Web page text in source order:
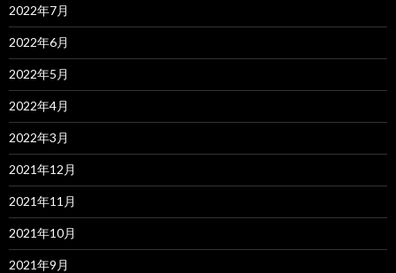
2022年7月
2022年6月
2022年5月
2022年4月
2022年3月
2021年12月
2021年11月
2021年10月
2021年9月